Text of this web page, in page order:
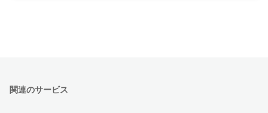
関連のサービス